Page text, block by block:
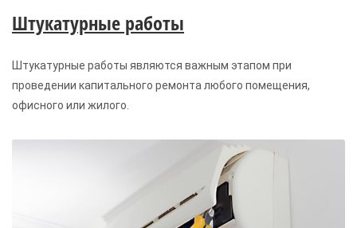
Штукатурные работы
Штукатурные работы являются важным этапом при
проведении капитального ремонта любого помещения,
офисного или жилого.